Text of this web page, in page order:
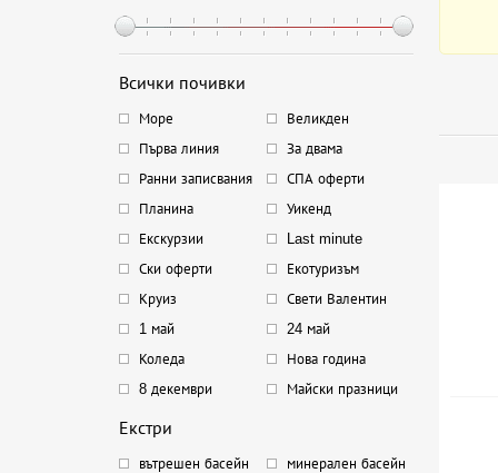
Всички почивки
Море
Великден
Първа линия
За двама
Ранни записвания
СПА оферти
Планина
Уикенд
Екскурзии
Last minute
Ски оферти
Екотуризъм
Круиз
Свети Валентин
1 май
24 май
Коледа
Нова година
8 декември
Майски празници
Екстри
вътрешен басейн
минерален басейн